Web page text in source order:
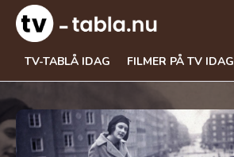
TV-TABLÅ IDAG FILMER PÅ TV IDAG